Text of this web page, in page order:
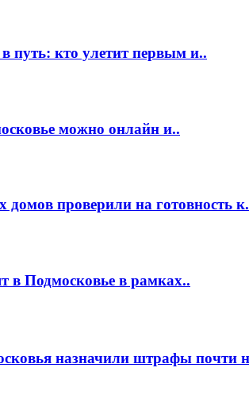
путь: кто улетит первым и..
можно онлайн и..
проверили на готовность
в Подмосковье в рамках..
назначили штрафы почти